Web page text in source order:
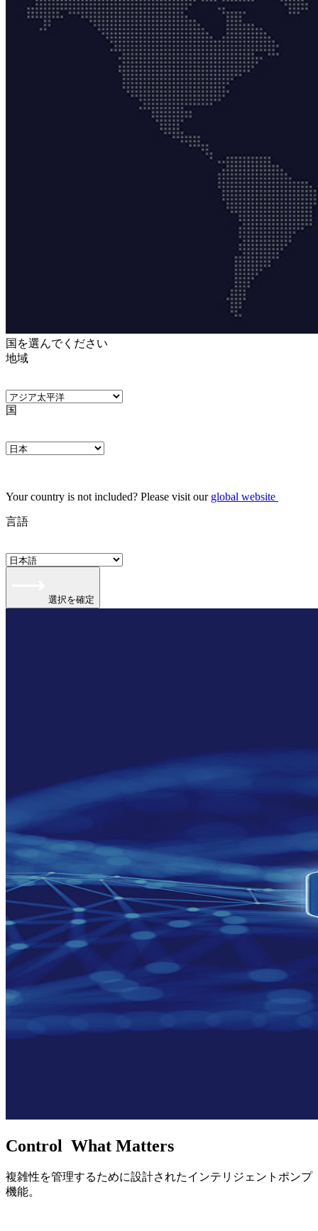
国を選んでください
地域
国
Your country is not included? Please visit our global website
言語
選択を確定
Control What Matters
複雑性を管理するために設計されたインテリジェントポンプ
機能。